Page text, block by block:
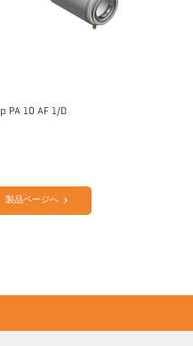
PA 10 AF 1/D
製品ページへ